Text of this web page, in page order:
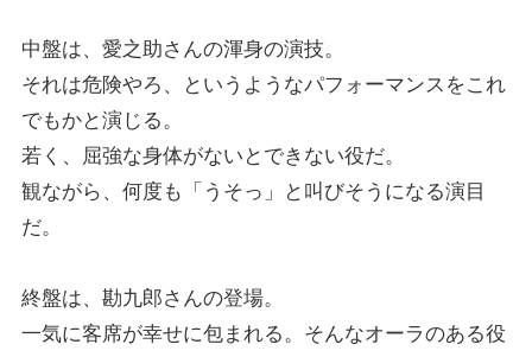
中盤は、愛之助さんの渾身の演技。
それは危険やろ、というようなパフォーマンスをこれ
でもかと演じる。
若く、屈強な身体がないとできない役だ。
観ながら、何度も「うそっ」と叫びそうになる演目
だ。
終盤は、勘九郎さんの登場。
一気に客席が幸せに包まれる。そんなオーラのある役